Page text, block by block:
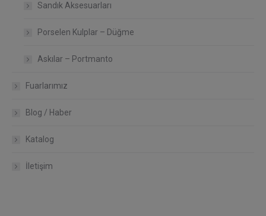
Sandık Aksesuarları
Porselen Kulplar – Düğme
Askılar – Portmanto
Fuarlarımız
Blog / Haber
Katalog
İletişim